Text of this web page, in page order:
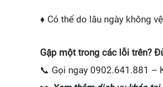
♦ Có thể do lâu ngày không
Gặp một trong các lỗi trên?
📞 Gọi ngay 0902.641.881 –